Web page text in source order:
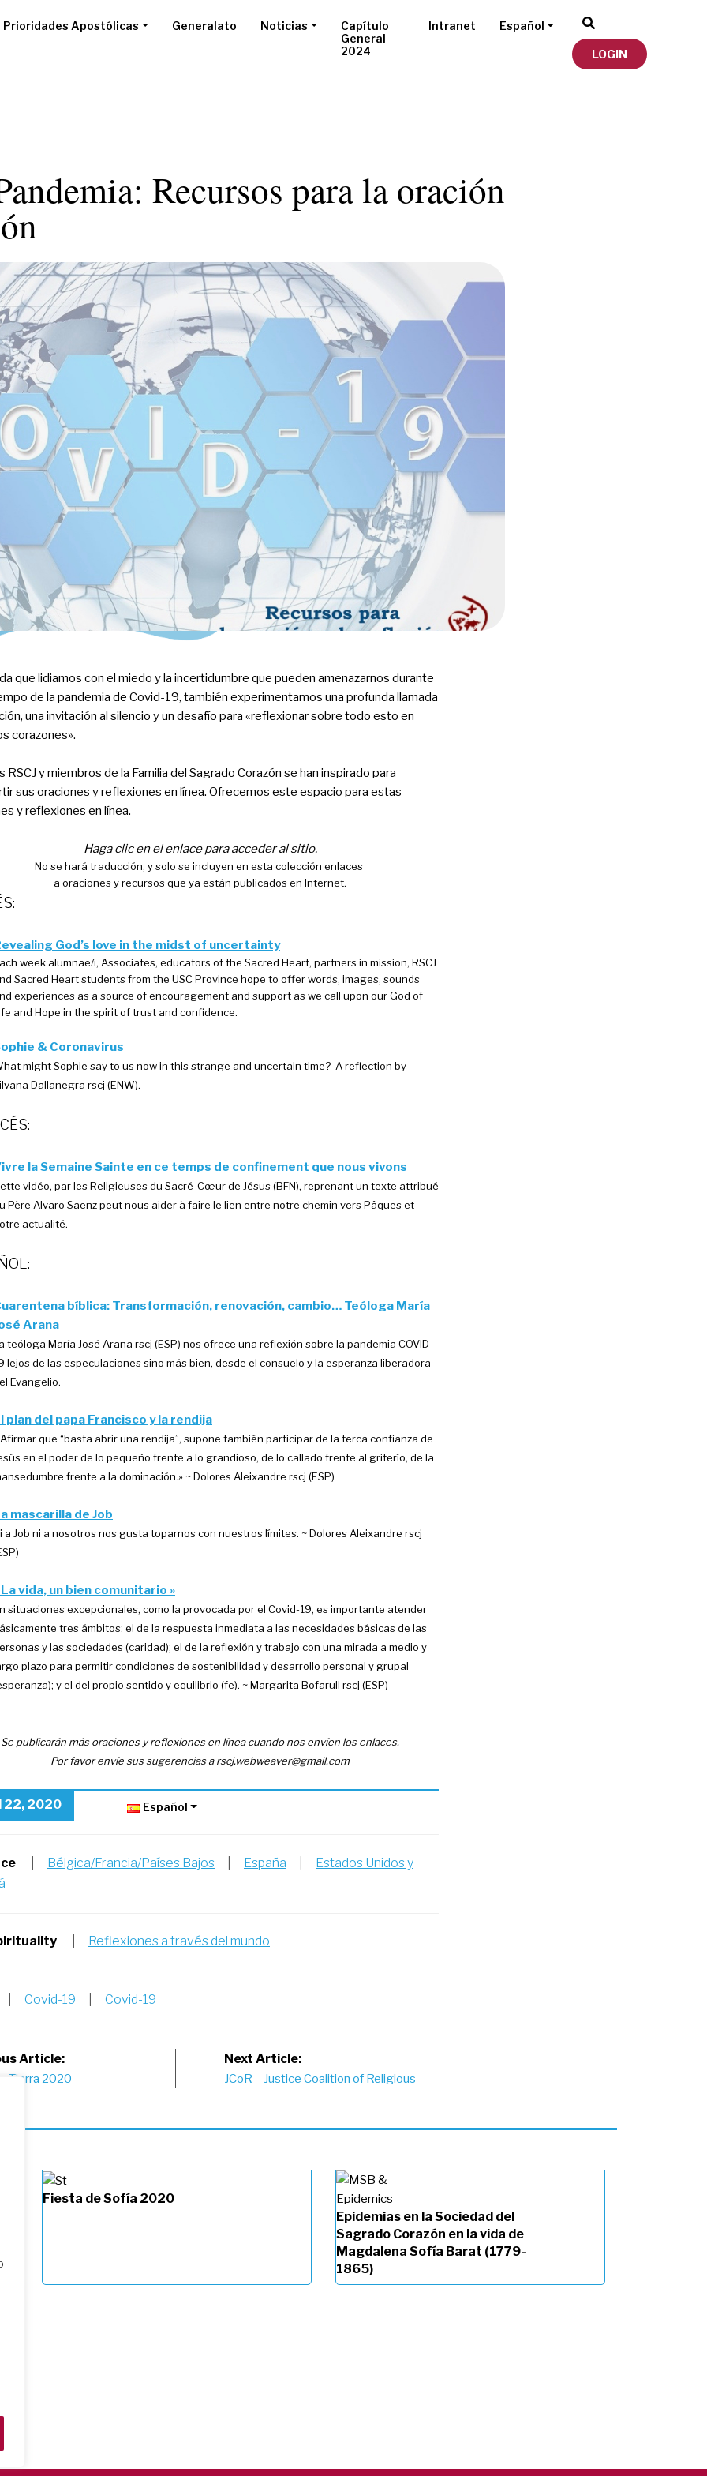
Prioridades Apostólicas Generalato Noticias
Capítulo
General
2024
Intranet Español
LOGIN
Recursos para la oración
que lidiamos con el miedo y la incertidumbre que pueden amenazarnos durante
de la pandemia de Covid-19, también experimentamos una profunda llamada
una invitación al silencio y un desafío para «reflexionar sobre todo esto en
corazones».
RSCJ y miembros de la Familia del Sagrado Corazón se han inspirado para
sus oraciones y reflexiones en línea. Ofrecemos este espacio para estas
y reflexiones en línea.
Haga clic en el enlace para acceder al sitio.
No se hará traducción; y solo se incluyen en esta colección enlaces
a oraciones y recursos que ya están publicados en Internet.
God’s love in the midst of uncertainty
week alumnae/i, Associates, educators of the Sacred Heart, partners in mission, RSCJ
Sacred Heart students from the USC Province hope to offer words, images, sounds
experiences as a source of encouragement and support as we call upon our God of
and Hope in the spirit of trust and confidence.
& Coronavirus
might Sophie say to us now in this strange and uncertain time? A reflection by
Dallanegra rscj (ENW).
la Semaine Sainte en ce temps de confinement que nous vivons
vidéo, par les Religieuses du Sacré-Cœur de Jésus (BFN), reprenant un texte attribué
Père Alvaro Saenz peut nous aider à faire le lien entre notre chemin vers Pâques et
actualité.
bíblica: Transformación, renovación, cambio… Teóloga María
Arana
teóloga María José Arana rscj (ESP) nos ofrece una reflexión sobre la pandemia COVID-
lejos de las especulaciones sino más bien, desde el consuelo y la esperanza liberadora
Evangelio.
plan del papa Francisco y la rendija
Afirmar que “basta abrir una rendija”, supone también participar de la terca confianza de
en el poder de lo pequeño frente a lo grandioso, de lo callado frente al griterío, de la
frente a la dominación.» ~ Dolores Aleixandre rscj (ESP)
mascarilla de Job
a Job ni a nosotros nos gusta toparnos con nuestros límites​. ~ Dolores Aleixandre rscj
La vida, un bien comunitario »
situaciones excepcionales, como la provocada por el Covid-19, es importante atender
tres ámbitos: el de la respuesta inmediata a las necesidades básicas de las
y las sociedades (caridad); el de la reflexión y trabajo con una mirada a medio y
plazo para permitir condiciones de sostenibilidad y desarrollo personal y grupal
y el del propio sentido y equilibrio (fe). ​ ~ Margarita Bofarull rscj (ESP)
Se publicarán más oraciones y reflexiones en línea cuando nos envíen los enlaces.
Por favor envíe sus sugerencias a rscj.webweaver@gmail.com
22, 2020 Español
Bélgica/Francia/Países Bajos España
Estados Unidos y
Reflexiones a través del mundo
Covid-19 Covid-19
Article:
Tierra 2020
Next Article:
JCoR – Justice Coalition of Religious
Fiesta de Sofía 2020
Epidemias en la Sociedad del
Sagrado Corazón en la vida de
Magdalena Sofía Barat (1779-
1865)